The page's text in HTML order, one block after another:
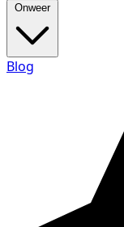
Onweer
Blog